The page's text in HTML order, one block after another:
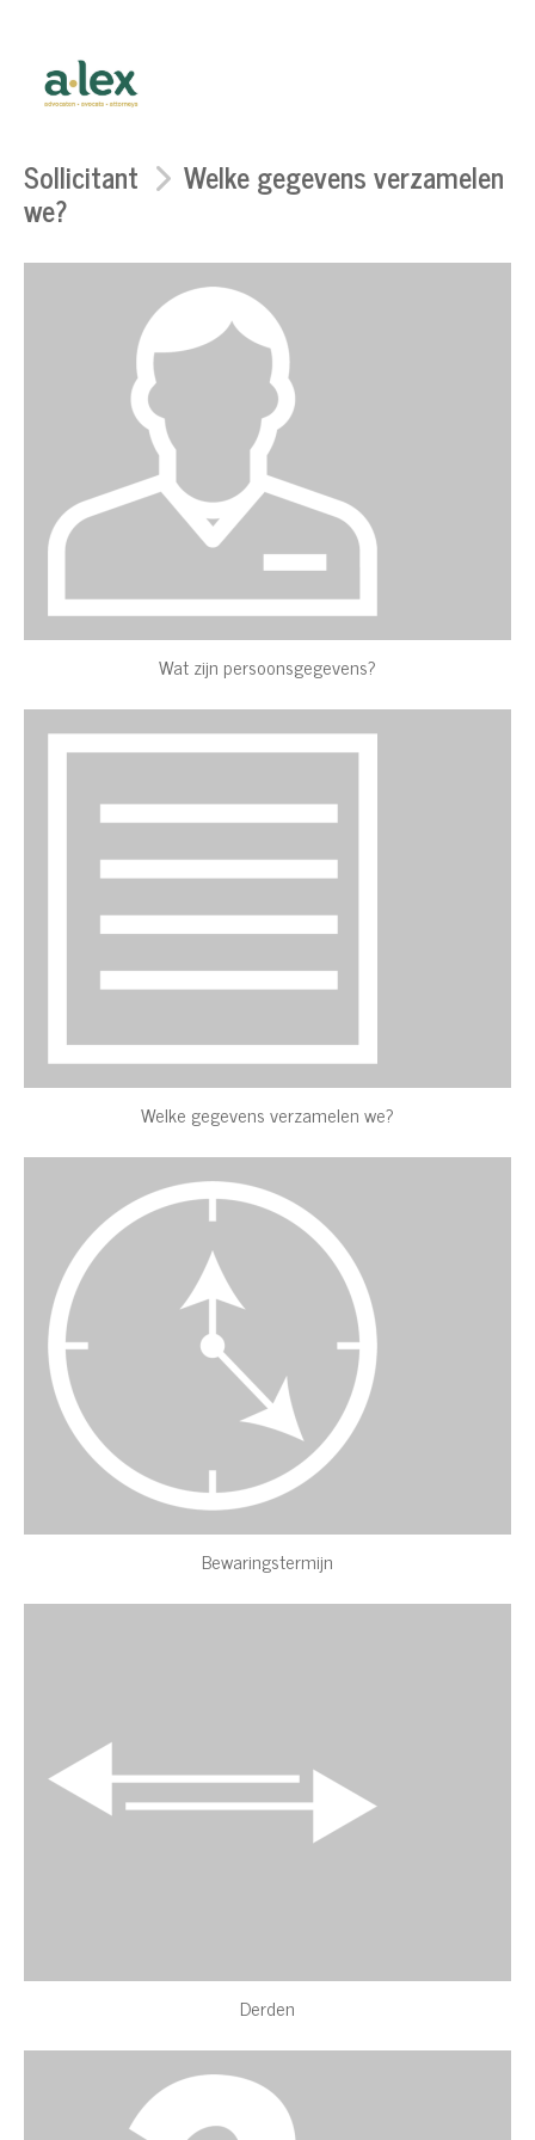
Sollicitant Welke gegevens verzamelen
we?
Wat zijn persoonsgegevens?
Welke gegevens verzamelen we?
Bewaringstermijn
Derden